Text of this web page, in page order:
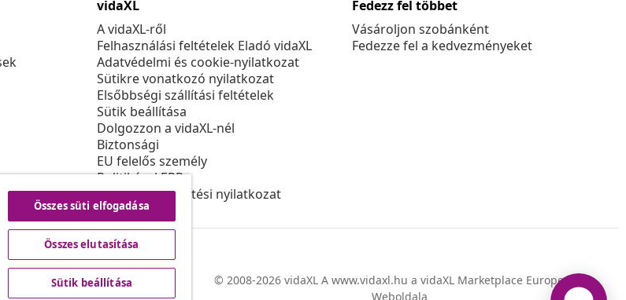
vidaXL
A vidaXL-ről
Felhasználási feltételek Eladó vidaXL
Adatvédelmi és cookie-nyilatkozat
Sütikre vonatkozó nyilatkozat
Elsőbbségi szállítási feltételek
Sütik beállítása
Dolgozzon a vidaXL-nél
Biztonsági
EU felelős személy
Politikával EPR
Akadálymentesítési nyilatkozat
Fedezz fel többet
Vásároljon szobánként
Fedezze fel a kedvezményeket
© 2008-2026 vidaXL A www.vidaxl.hu a vidaXL Marketplace Europe B.V.
Weboldala
Összes süti elfogadása
Összes elutasítása
Sütik beállítása